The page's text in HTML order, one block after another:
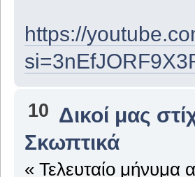
https://
10 Δικοί μας
Σκωπτικά
« Τελευταίο μήνυμα